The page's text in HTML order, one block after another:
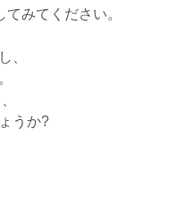
みてください。
、
うか?